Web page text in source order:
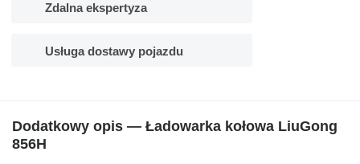
Zdalna ekspertyza
Usługa dostawy pojazdu
Dodatkowy opis — Ładowarka kołowa LiuGong
856H